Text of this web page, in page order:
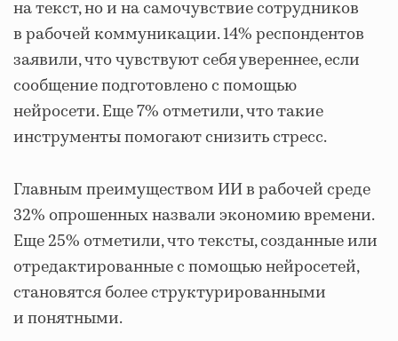
на текст, но и на самочувствие сотрудников
в рабочей коммуникации. 14% респондентов
заявили, что чувствуют себя увереннее, если
сообщение подготовлено с помощью
нейросети. Еще 7% отметили, что такие
инструменты помогают снизить стресс.
Главным преимуществом ИИ в рабочей среде
32% опрошенных назвали экономию времени.
Еще 25% отметили, что тексты, созданные или
отредактированные с помощью нейросетей,
становятся более структурированными
и понятными.